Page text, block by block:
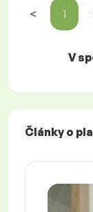
< 1
V
Články o